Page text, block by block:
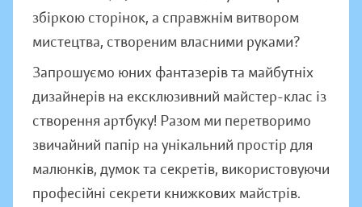
збіркою сторінок, а справжнім витвором
мистецтва, створеним власними руками?
Запрошуємо юних фантазерів та майбутніх
дизайнерів на ексклюзивний майстер-клас із
створення артбуку! Разом ми перетворимо
звичайний папір на унікальний простір для
малюнків, думок та секретів, використовуючи
професійні секрети книжкових майстрів.